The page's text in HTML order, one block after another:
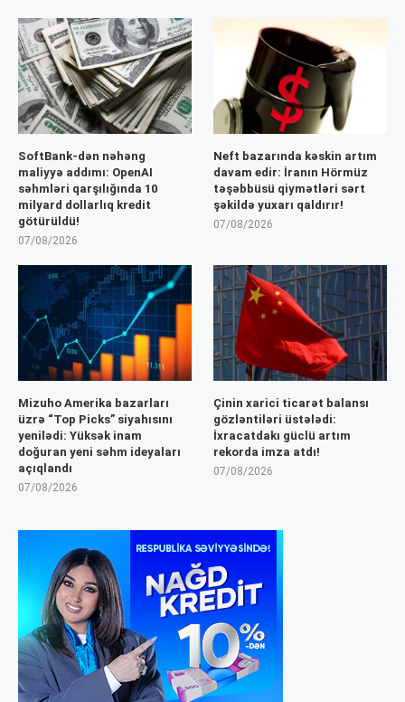
SoftBank-dən nəhəng
maliyyə addımı: OpenAI
səhmləri qarşılığında 10
milyard dollarlıq kredit
götürüldü!
07/08/2026
Neft bazarında kəskin artım
davam edir: İranın Hörmüz
təşəbbüsü qiymətləri sərt
şəkildə yuxarı qaldırır!
07/08/2026
Mizuho Amerika bazarları
üzrə “Top Picks” siyahısını
yenilədi: Yüksək inam
doğuran yeni səhm ideyaları
açıqlandı
07/08/2026
Çinin xarici ticarət balansı
gözləntiləri üstələdi:
İxracatdakı güclü artım
rekorda imza atdı!
07/08/2026